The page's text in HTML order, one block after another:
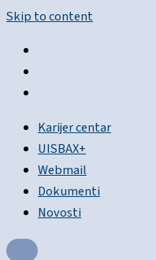
Skip to content
Karijer centar
UISBAX+
Webmail
Dokumenti
Novosti